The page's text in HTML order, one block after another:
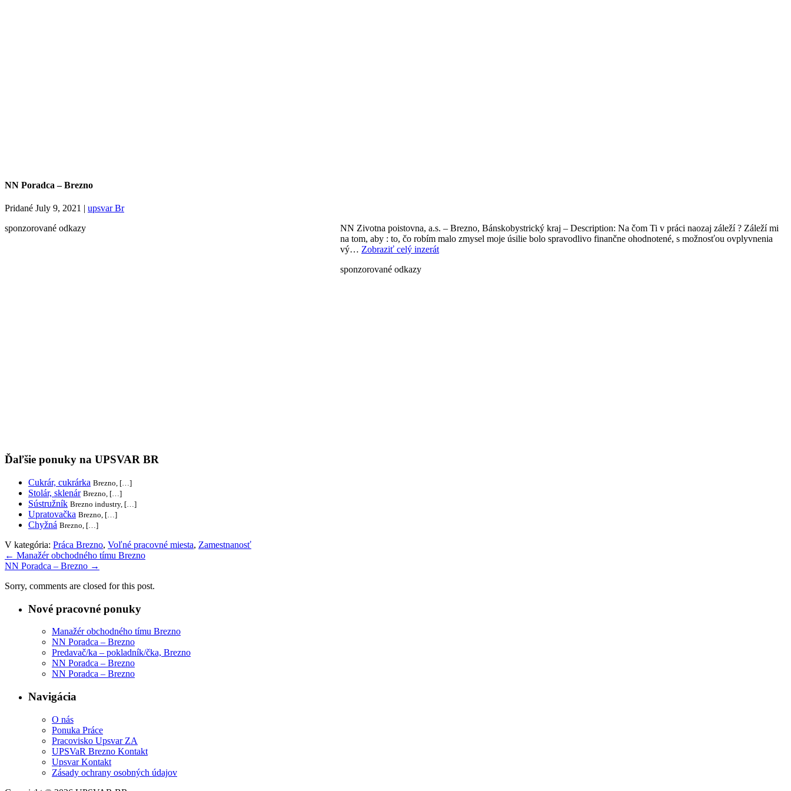
NN Poradca – Brezno
Pridané July 9, 2021 | upsvar Br
sponzorované odkazy
NN Zivotna poistovna, a.s. – Brezno, Bánskobystrický kraj – Description: Na čom Ti v práci naozaj záleží ? Záleží mi
na tom, aby : to, čo robím malo zmysel moje úsilie bolo spravodlivo finančne ohodnotené, s možnosťou ovplyvnenia
vý… Zobraziť celý inzerát
sponzorované odkazy
Ďaľšie ponuky na UPSVAR BR
Cukrár, cukrárka Brezno, […]
Stolár, sklenár Brezno, […]
Sústružník Brezno industry, […]
Upratovačka Brezno, […]
Chyžná Brezno, […]
V kategória: Práca Brezno, Voľné pracovné miesta, Zamestnanosť
← Manažér obchodného tímu Brezno
NN Poradca – Brezno →
Sorry, comments are closed for this post.
Nové pracovné ponuky
Manažér obchodného tímu Brezno
NN Poradca – Brezno
Predavač/ka – pokladník/čka, Brezno
NN Poradca – Brezno
NN Poradca – Brezno
Navigácia
O nás
Ponuka Práce
Pracovisko Upsvar ZA
UPSVaR Brezno Kontakt
Upsvar Kontakt
Zásady ochrany osobných údajov